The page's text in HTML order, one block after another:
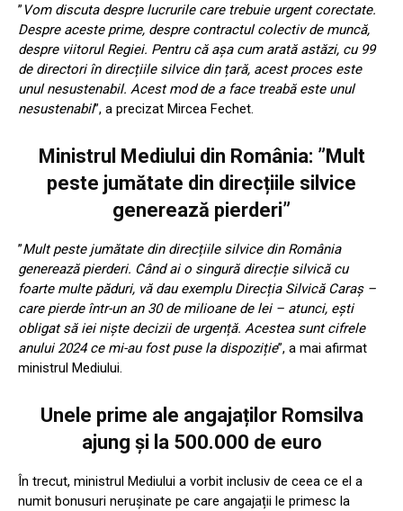
” Vom discuta despre lucrurile care trebuie urgent corectate.
Despre aceste prime, despre contractul colectiv de muncă,
despre viitorul Regiei. Pentru că așa cum arată astăzi, cu 99
de directori în direcțiile silvice din țară, acest proces este
unul nesustenabil. Acest mod de a face treabă este unul
nesustenabil”, a precizat Mircea Fechet.
Ministrul Mediului din România: ”Mult
peste jumătate din direcțiile silvice
generează pierderi”
”Mult peste jumătate din direcțiile silvice din România
generează pierderi. Când ai o singură direcție silvică cu
foarte multe păduri, vă dau exemplu Direcția Silvică Caraș –
care pierde într-un an 30 de milioane de lei – atunci, ești
obligat să iei niște decizii de urgență. Acestea sunt cifrele
anului 2024 ce mi-au fost puse la dispoziție”, a mai afirmat
ministrul Mediului.
Unele prime ale angajaților Romsilva
ajung și la 500.000 de euro
În trecut, ministrul Mediului a vorbit inclusiv de ceea ce el a
numit bonusuri nerușinate pe care angajații le primesc la